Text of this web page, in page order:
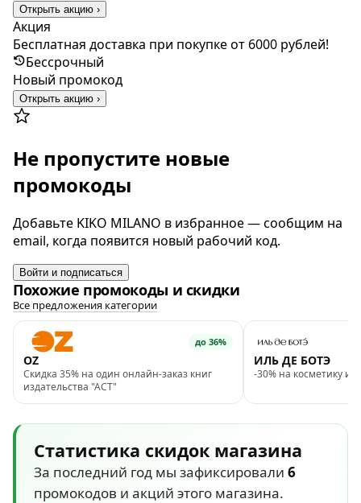
Открыть акцию ›
Акция
Бесплатная доставка при покупке от 6000 рублей!
Бессрочный
Новый промокод
Открыть акцию ›
Не пропустите новые
промокоды
Добавьте KIKO MILANO в избранное — сообщим на
email, когда появится новый рабочий код.
Войти и подписаться
Похожие промокоды и скидки
Все предложения категории
до 36%
OZ
Скидка 35% на один онлайн-заказ книг
издательства "АСТ"
ИЛЬ ДЕ БОТЭ
-30% на косметику и
Статистика скидок магазина
За последний год мы зафиксировали 6
промокодов и акций этого магазина.